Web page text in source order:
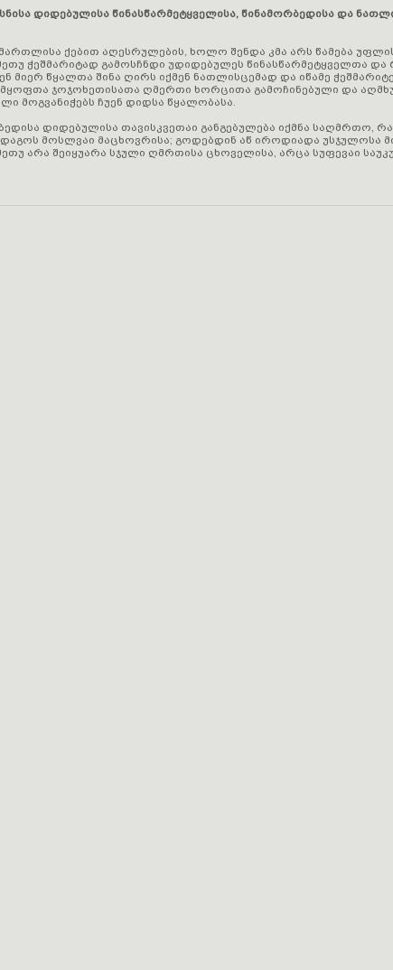
დიდებულისა წინასწარმეტყველისა, წინამორბედისა და
მართლისა ქებით აღესრულების, ხოლო შენდა კმა არს წამება
ჭეშმარიტად გამოსჩნდი უდიდებულეს წინასწარმეტყველთა და
მიერ წყალთა შინა ღირს იქმენ ნათლისცემად და იწამე
ჯოჯოხეთისათა ღმერთი ხორცითა გამოჩინებული და
მოგვანიჭებს ჩუენ დიდსა წყალობასა.
დიდებულისა თავისკვეთაი განგებულება იქმნა საღმრთო,
მოსლვაი მაცხოვრისა; გოდებდინ აწ იროდიადა უსჯულოსა
არა შეიყუარა სჯული ღმრთისა ცხოველისა, არცა სუფევაი